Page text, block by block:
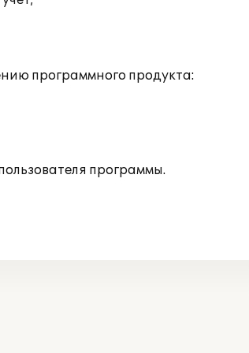
программного продукта:
программы.